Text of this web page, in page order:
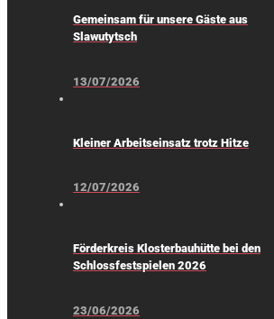
Gemeinsam für unsere Gäste aus
Slawutytsch
13/07/2026
Kleiner Arbeitseinsatz trotz Hitze
12/07/2026
Förderkreis Klosterbauhütte bei den
Schlossfestspielen 2026
23/06/2026